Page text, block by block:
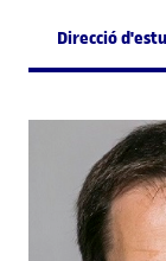
Direcció